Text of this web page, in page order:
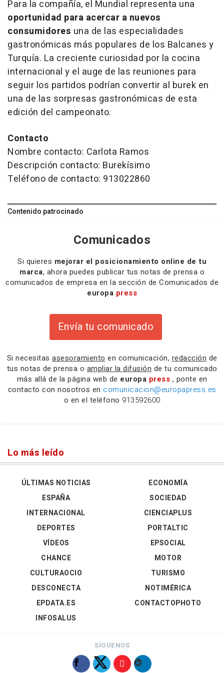
Para la compañía, el Mundial representa una
oportunidad para acercar a nuevos
consumidores una de las especialidades
gastronómicas más populares de los Balcanes y
Turquía. La creciente curiosidad por la cocina
internacional y el auge de las reuniones para
seguir los partidos podrían convertir al burek en
una de las sorpresas gastronómicas de esta
edición del campeonato.
Contacto
Nombre contacto: Carlota Ramos
Descripción contacto: Burekísimo
Teléfono de contacto: 913022860
Contenido patrocinado
Comunicados
Si quieres mejorar el posicionamiento online de tu
marca, ahora puedes publicar tus notas de prensa o
comunicados de empresa en la sección de Comunicados de
europa press
Envía tu comunicado
Si necesitas asesoramiento en comunicación, redacción de
tus notas de prensa o ampliar la difusión de tu comunicado
más allá de la página web de europa press , ponte en
contacto con nosotros en comunicacion@europapress.es
o en el teléfono 913592600
Lo más leído
ÚLTIMAS NOTICIAS
ESPAÑA
INTERNACIONAL
DEPORTES
VÍDEOS
ECONOMÍA
SOCIEDAD
CIENCIAPLUS
PORTALTIC
EPSOCIAL
CHANCE
CULTURAOCIO
DESCONECTA
EPDATA.ES
INFOSALUS
MOTOR
TURISMO
NOTIMÉRICA
CONTACTOPHOTO
SÍGUENOS